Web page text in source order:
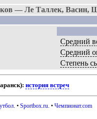
— Ле Таллек, Васин,
Средний
Средний
Степень
история встреч
. •Sportbox.ru . •Чемпионат.com